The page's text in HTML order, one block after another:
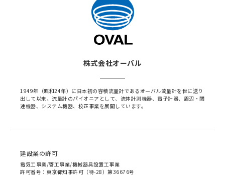
株式会社オーバル
1949年（昭和24年）に日本初の容積流量計であるオーバル流量計を世に送り
出して以来、流量計のパイオニアとして、流体計測機器、電子計器、周辺・関
連機器、システム機器、校正事業を展開しています。
建設業の許可
電気工事業/管工事業/機械器具設置工事業
許可番号：東京都知事許可（特-28）第36676号